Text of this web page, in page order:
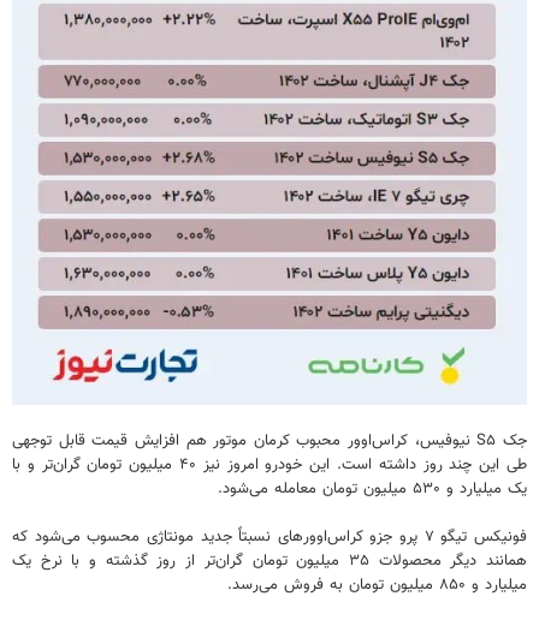
جک S۵ نیوفیس، کراس‌اوور محبوب کرمان موتور هم افزایش قیمت قابل توجهی
طی این چند روز داشته است. این خودرو امروز نیز ۴۰ میلیون تومان گران‌تر و با
یک میلیارد و ۵۳۰ میلیون تومان معامله می‌شود.
فونیکس تیگو ۷ پرو جزو کراس‌اوورهای نسبتاً جدید مونتاژی محسوب می‌شود که
همانند دیگر محصولات ۳۵ میلیون تومان گران‌تر از روز گذشته و با نرخ یک
میلیارد و ۸۵۰ میلیون تومان به فروش می‌رسد.